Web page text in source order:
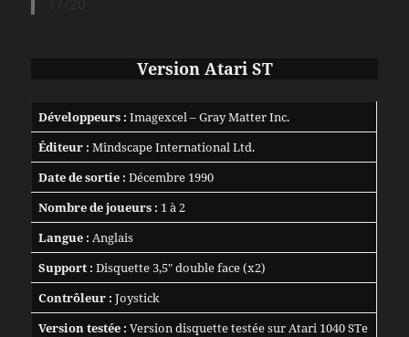
Version Atari ST
Développeurs : Imagexcel – Gray Matter Inc.
Éditeur : Mindscape International Ltd.
Date de sortie : Décembre 1990
Nombre de joueurs : 1 à 2
Langue : Anglais
Support : Disquette 3,5″ double face (x2)
Contrôleur : Joystick
Version testée : Version disquette testée sur Atari 1040 STe